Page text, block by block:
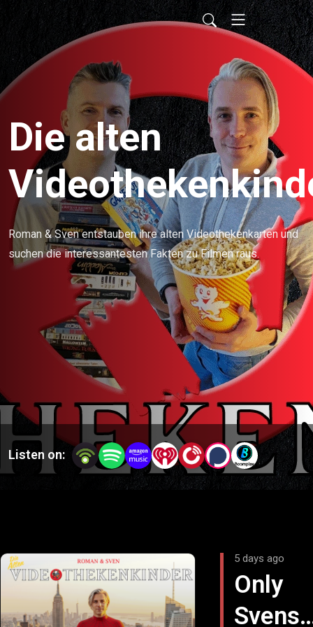
Die alten
Roman & Sven entstauben ihre alten Videothekenkarten und
suchen die interessantesten Fakten zu Filmen raus.
Listen on:
Only
Svens
5 days ago